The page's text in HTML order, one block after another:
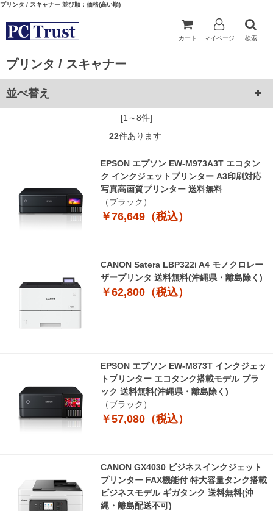
プリンタ / スキャナー 並び順：価格(高い順)
カート マイページ 検索
プリンタ / スキャナー
並べ替え
[1～8件]
22件あります
EPSON エプソン EW-M973A3T エコタン
ク インクジェットプリンター A3印刷対応
写真高画質プリンター 送料無料
（ブラック）
￥76,649（税込）
CANON Satera LBP322i A4 モノクロレー
ザープリンタ 送料無料(沖縄県・離島除く)
￥62,800（税込）
EPSON エプソン EW-M873T インクジェッ
トプリンター エコタンク搭載モデル ブラ
ック 送料無料(沖縄県・離島除く)
（ブラック）
￥57,080（税込）
CANON GX4030 ビジネスインクジェット
プリンター FAX機能付 特大容量タンク搭載
ビジネスモデル ギガタンク 送料無料(沖
縄・離島配送不可)